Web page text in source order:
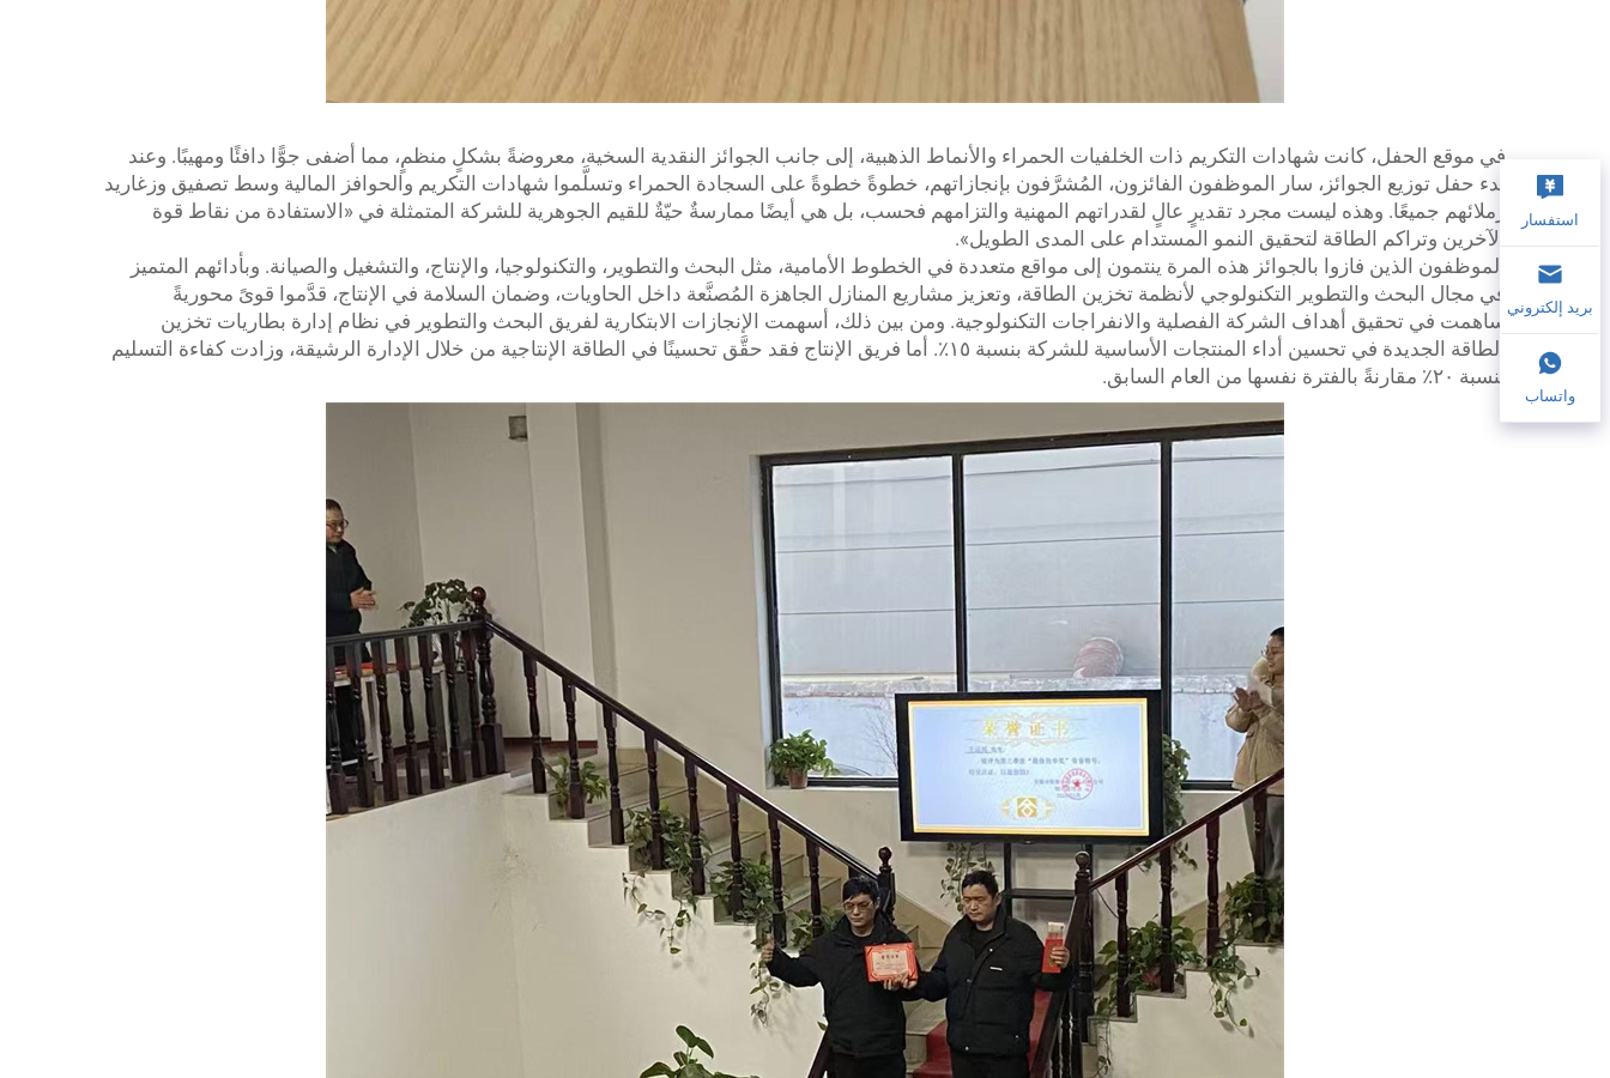
في موقع الحفل، كانت شهادات التكريم ذات الخلفيات الحمراء والأنماط الذهبية، إلى جانب الجوائز النقدية السخية، معروضةً بشكلٍ منظمٍ، مما أضفى جوًّا دافئًا ومهيبًا. وعند
بدء حفل توزيع الجوائز، سار الموظفون الفائزون، المُشرَّفون بإنجازاتهم، خطوةً خطوةً على السجادة الحمراء وتسلَّموا شهادات التكريم والحوافز المالية وسط تصفيق وزغاريد
زملائهم جميعًا. وهذه ليست مجرد تقديرٍ عالٍ لقدراتهم المهنية والتزامهم فحسب، بل هي أيضًا ممارسةٌ حيّةٌ للقيم الجوهرية للشركة المتمثلة في «الاستفادة من نقاط قوة
الآخرين وتراكم الطاقة لتحقيق النمو المستدام على المدى الطويل».
الموظفون الذين فازوا بالجوائز هذه المرة ينتمون إلى مواقع متعددة في الخطوط الأمامية، مثل البحث والتطوير، والتكنولوجيا، والإنتاج، والتشغيل والصيانة. وبأدائهم المتميز
في مجال البحث والتطوير التكنولوجي لأنظمة تخزين الطاقة، وتعزيز مشاريع المنازل الجاهزة المُصنَّعة داخل الحاويات، وضمان السلامة في الإنتاج، قدَّموا قوىً محوريةً
ساهمت في تحقيق أهداف الشركة الفصلية والانفراجات التكنولوجية. ومن بين ذلك، أسهمت الإنجازات الابتكارية لفريق البحث والتطوير في نظام إدارة بطاريات تخزين
الطاقة الجديدة في تحسين أداء المنتجات الأساسية للشركة بنسبة ١٥٪. أما فريق الإنتاج فقد حقَّق تحسينًا في الطاقة الإنتاجية من خلال الإدارة الرشيقة، وزادت كفاءة التسليم
بنسبة ٢٠٪ مقارنةً بالفترة نفسها من العام السابق.
استفسار
بريد إلكتروني
واتساب